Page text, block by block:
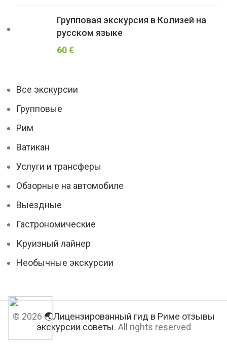
Групповая экскурсия в Колизей на
русском языке
60€
Все экскурсии
Групповые
Рим
Ватикан
Услуги и трансферы
Обзорные на автомобиле
Выездные
Гастрономические
Круизный лайнер
Необычные экскурсии
© 2026 🌏Лицензированный гид в Риме отзывы
экскурсии советы. All rights reserved